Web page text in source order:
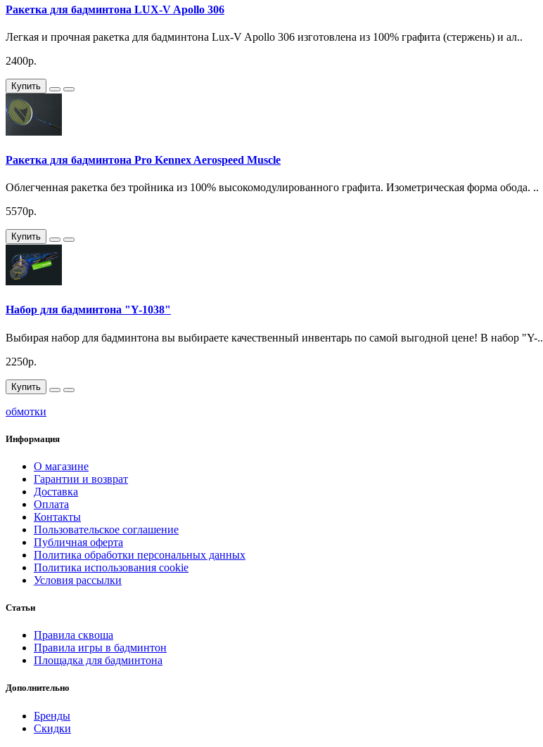
Ракетка для бадминтона LUX-V Apollo 306
Легкая и прочная ракетка для бадминтона Lux-V Apollo 306 изготовлена из 100% графита (стержень) и ал..
2400р.
Купить
Ракетка для бадминтона Pro Kennex Aerospeed Muscle
Облегченная ракетка без тройника из 100% высокомодулированного графита. Изометрическая форма обода. ..
5570р.
Купить
Набор для бадминтона "Y-1038"
Выбирая набор для бадминтона вы выбираете качественный инвентарь по самой выгодной цене! В набор "Y-..
2250р.
Купить
обмотки
Информация
О магазине
Гарантии и возврат
Доставка
Оплата
Контакты
Пользовательское соглашение
Публичная оферта
Политика обработки персональных данных
Политика использования cookie
Условия рассылки
Статьи
Правила сквоша
Правила игры в бадминтон
Площадка для бадминтона
Дополнительно
Бренды
Скидки